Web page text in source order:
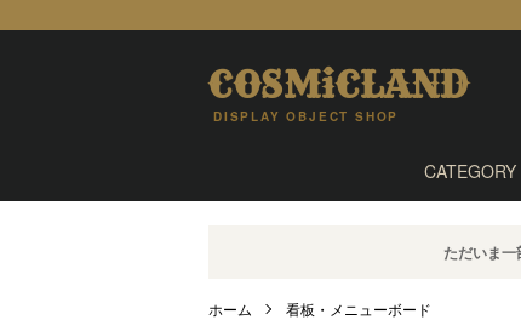
COSMiCLAND
DISPLAY OBJECT SHOP
CATEGORY
ただいま
ホーム 看板・メニューボード